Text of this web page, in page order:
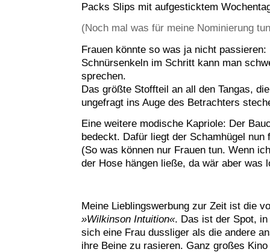
Packs Slips mit aufgesticktem
(Noch mal was für meine Nominierung
Frauen könnte so was ja nicht passieren:
Schnürsenkeln im Schritt kann man
sprechen.
Das größte Stoffteil an all den Tangas,
ungefragt ins Auge des Betrachters
Eine weitere modische Kapriole: Der
bedeckt. Dafür liegt der Schamhügel nun
(So was können nur Frauen tun. Wenn
der Hose hängen ließe, da wär aber was
Meine Lieblingswerbung zur Zeit ist die
»Wilkinson Intuition«. Das ist der Spot, in
sich eine Frau dussliger als die andere
ihre Beine zu rasieren. Ganz großes Kino